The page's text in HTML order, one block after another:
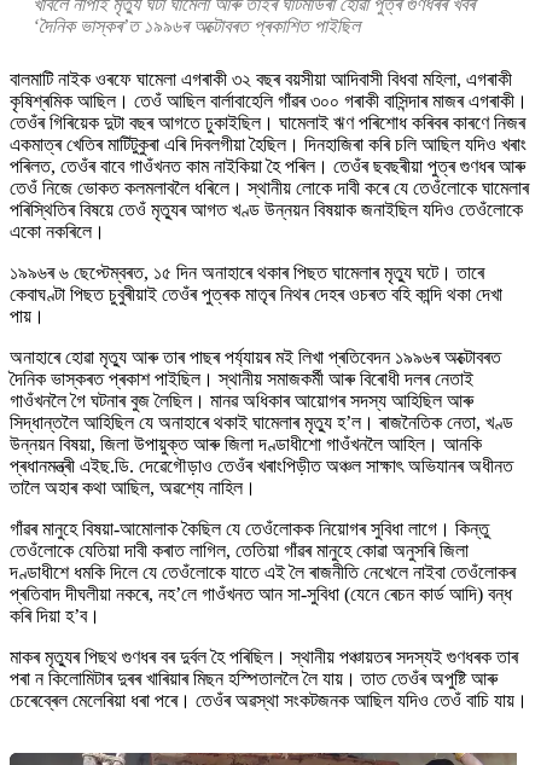
‘দৈনিক ভাস্কৰ’ত ১৯৯৬ৰ অক্টোবৰত প্ৰকাশিত পাইছিল
বালমাটি নাইক ওৰফে ঘামেলা এগৰাকী ৩২ বছৰ বয়সীয়া আদিবাসী বিধবা মহিলা, এগৰাকী
কৃষিশ্ৰমিক আছিল। তেওঁ আছিল বাৰ্লাবাহেলি গাঁৱৰ ৩০০ গৰাকী বাসিন্দাৰ মাজৰ এগৰাকী।
তেওঁৰ গিৰিয়েক দুটা বছৰ আগতে ঢুকাইছিল। ঘামেলাই ঋণ পৰিশোধ কৰিবৰ কাৰণে নিজৰ
একমাত্ৰ খেতিৰ মাটিটুকুৰা এৰি দিবলগীয়া হৈছিল। দিনহাজিৰা কৰি চলি আছিল যদিও খৰাং
পৰিলত, তেওঁৰ বাবে গাওঁখনত কাম নাইকিয়া হৈ পৰিল। তেওঁৰ ছবছৰীয়া পুত্ৰ গুণধৰ আৰু
তেওঁ নিজে ভোকত কলমলাবলৈ ধৰিলে। স্থানীয় লোকে দাবী কৰে যে তেওঁলোকে ঘামেলাৰ
পৰিস্থিতিৰ বিষয়ে তেওঁ মৃত্যুৰ আগত খণ্ড উন্নয়ন বিষয়াক জনাইছিল যদিও তেওঁলোকে
একো নকৰিলে।
১৯৯৬ৰ ৬ ছেপ্টেম্বৰত, ১৫ দিন অনাহাৰে থকাৰ পিছত ঘামেলাৰ মৃত্যু ঘটে। তাৰে
কেবাঘণ্টা পিছত চুবুৰীয়াই তেওঁৰ পুত্ৰক মাতৃৰ নিথৰ দেহৰ ওচৰত বহি কান্দি থকা দেখা
পায়।
অনাহাৰে হোৱা মৃত্যু আৰু তাৰ পাছৰ পৰ্য্যায়ৰ মই লিখা প্ৰতিবেদন ১৯৯৬ৰ অক্টোবৰত
দৈনিক ভাস্কৰত প্ৰকাশ পাইছিল। স্থানীয় সমাজকৰ্মী আৰু বিৰোধী দলৰ নেতাই
গাওঁখনলৈ গৈ ঘটনাৰ বুজ লৈছিল। মানৱ অধিকাৰ আয়োগৰ সদস্য আহিছিল আৰু
সিদ্ধান্তলৈ আহিছিল যে অনাহাৰে থকাই ঘামেলাৰ মৃত্যু হ’ল। ৰাজনৈতিক নেতা, খণ্ড
উন্নয়ন বিষয়া, জিলা উপায়ুক্ত আৰু জিলা দণ্ডাধীশো গাওঁখনলৈ আহিল। আনকি
প্ৰধানমন্ত্ৰী এইছ.ডি. দেৱেগৌড়াও তেওঁৰ খৰাংপিড়ীত অঞ্চল সাক্ষাৎ অভিযানৰ অধীনত
তালৈ অহাৰ কথা আছিল, অৱশ্যে নাহিল।
গাঁৱৰ মানুহে বিষয়া-আমোলাক কৈছিল যে তেওঁলোকক নিয়োগৰ সুবিধা লাগে। কিন্তু
তেওঁলোকে যেতিয়া দাবী কৰাত লাগিল, তেতিয়া গাঁৱৰ মানুহে কোৱা অনুসৰি জিলা
দণ্ডাধীশে ধমকি দিলে যে তেওঁলোকে যাতে এই লৈ ৰাজনীতি নেখেলে নাইবা তেওঁলোকৰ
প্ৰতিবাদ দীঘলীয়া নকৰে, নহ’লে গাওঁখনত আন সা-সুবিধা (যেনে ৰেচন কাৰ্ড আদি) বন্ধ
কৰি দিয়া হ’ব।
মাকৰ মৃত্যুৰ পিছথ গুণধৰ বৰ দুৰ্বল হৈ পৰিছিল। স্থানীয় পঞ্চায়তৰ সদস্যই গুণধৰক তাৰ
পৰা ন কিলোমিটাৰ দুৰৰ খাৰিয়াৰ মিছন হস্পিতাললৈ লৈ যায়। তাত তেওঁৰ অপুষ্টি আৰু
চেৰেব্ৰেল মেলেৰিয়া ধৰা পৰে। তেওঁৰ অৱস্থা সংকটজনক আছিল যদিও তেওঁ বাচি যায়।